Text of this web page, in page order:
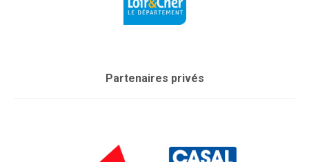
Partenaires privés